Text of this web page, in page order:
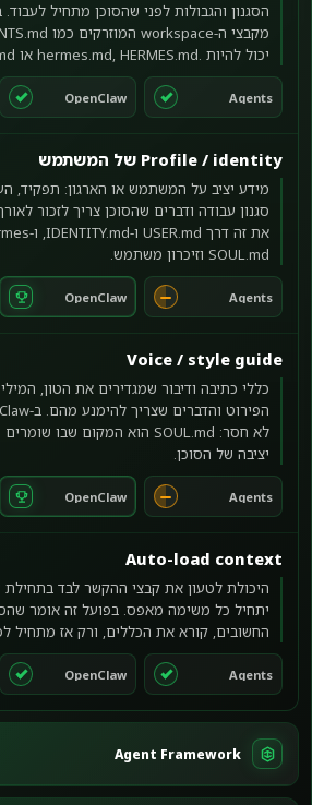
יכול להיות .hermes.md, HERMES.md או AGENTS.md.
Agents
OpenClaw
Profile / identity של המשתמש
מידע יציב על המשתמש או הארגון: תפקיד,
SOUL.md וזיכרון משתמש.
Agents
OpenClaw
Voice / style guide
כללי כתיבה ודיבור שמגדירים את הטון,
יציבה של הסוכן.
Agents
OpenClaw
Auto-load context
היכולת לטעון את קבצי ההקשר לבד בתחילת
יתחיל כל משימה מאפס. בפועל זה אומר
החשובים, קורא את הכללים, ורק אז מתחיל
Agents
OpenClaw
Agent Framework